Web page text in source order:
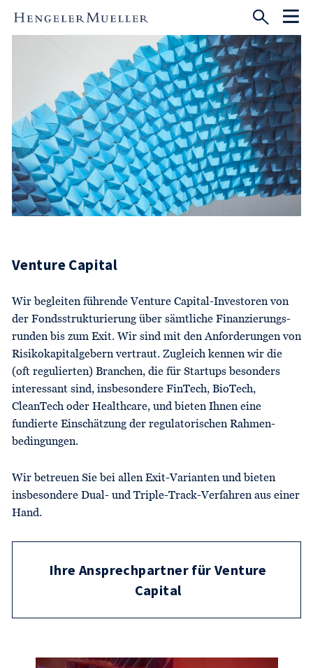
Venture Capital
Wir begleiten führende Venture Capital-Investoren von
der Fonds­strukturierung über sämtliche Finanzierungs­
runden bis zum Exit. Wir sind mit den Anforderungen von
Risiko­kapitalgebern vertraut. Zugleich kennen wir die
(oft regulierten) Branchen, die für Startups besonders
interessant sind, insbesondere FinTech, BioTech,
CleanTech oder Healthcare, und bieten Ihnen eine
fundierte Einschätzung der regulatorischen Rahmen­
bedingungen.
Wir betreuen Sie bei allen Exit-Varianten und bieten
insbesondere Dual- und Triple-Track-Verfahren aus einer
Hand.
Ihre Ansprechpartner für Venture
Capital